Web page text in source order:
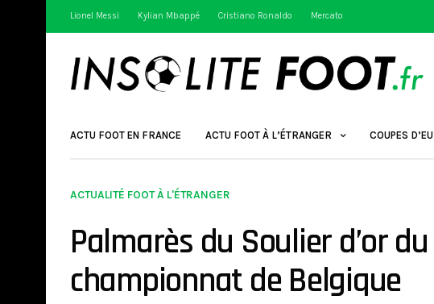
Lionel Messi Kylian Mbappé Cristiano Ronaldo Mercato
ACTU FOOT EN FRANCE ACTU FOOT À L’ÉTRANGER COUPES
ACTUALITÉ FOOT À L'ÉTRANGER
Palmarès du Soulier d’or
championnat de Belgique